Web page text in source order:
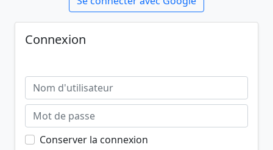
Connexion
Conserver la connexion